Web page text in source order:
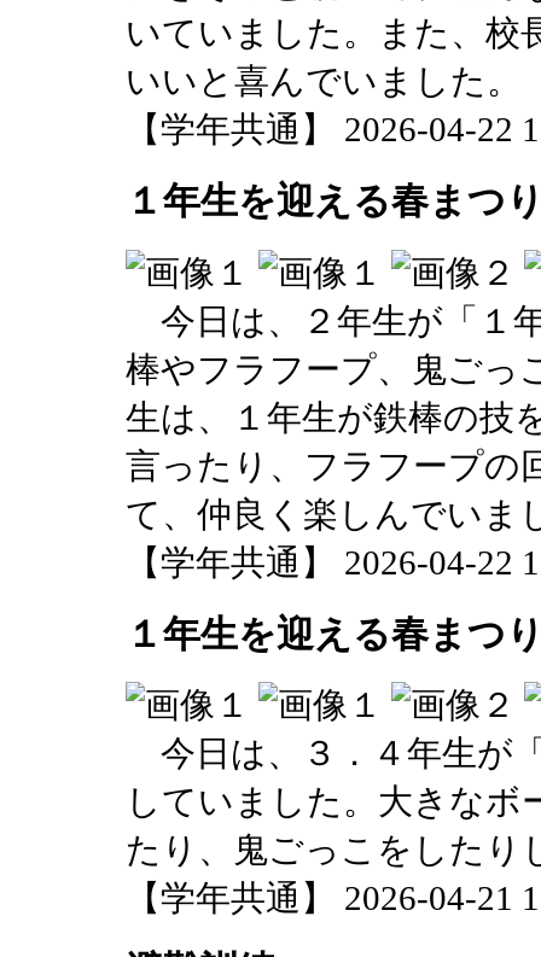
いていました。また、校
いいと喜んでいました。
【学年共通】 2026-04-22
１年生を迎える春まつ
今日は、２年生が「１
棒やフラフープ、鬼ごっ
生は、１年生が鉄棒の技
言ったり、フラフープの
て、仲良く楽しんでいま
【学年共通】 2026-04-22
１年生を迎える春まつ
今日は、３．４年生が
していました。大きな
たり、鬼ごっこをしたり
【学年共通】 2026-04-21